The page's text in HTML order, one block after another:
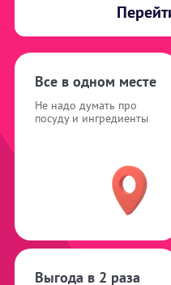
Все в одном месте
Не надо думать про
посуду и ингредиенты
Выгода в 2 раза